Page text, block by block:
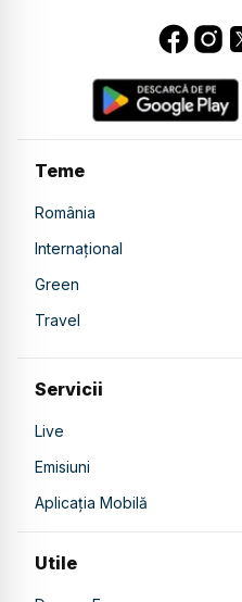
Teme
România
Internațional
Green
Travel
Servicii
Live
Emisiuni
Aplicația Mobilă
Utile